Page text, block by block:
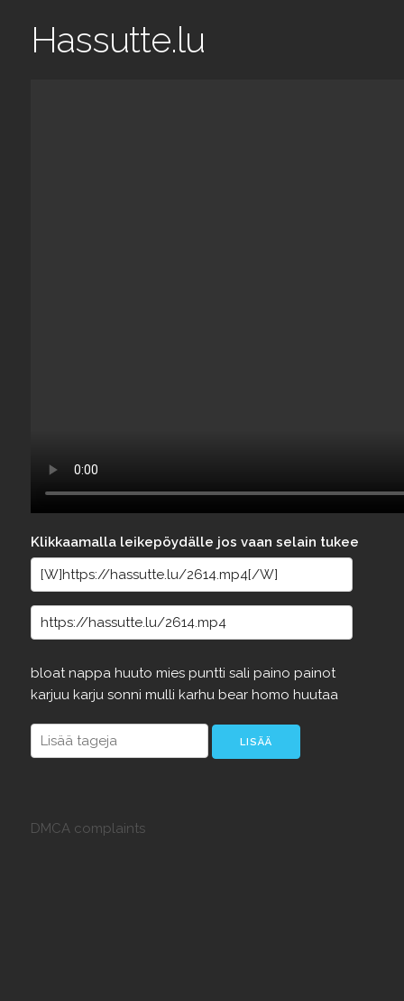
Hassutte.lu
Klikkaamalla leikepöydälle jos vaan selain tukee
bloat nappa huuto mies puntti sali paino painot
karjuu karju sonni mulli karhu bear homo huutaa
DMCA complaints